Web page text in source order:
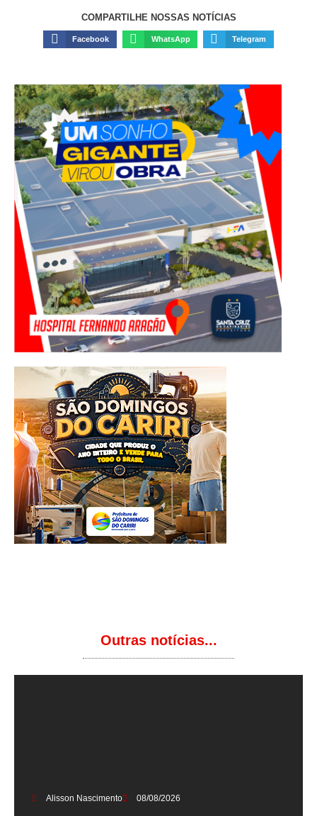
COMPARTILHE NOSSAS NOTÍCIAS
Facebook WhatsApp Telegram
Outras notícias...
Alisson Nascimento 08/08/2026